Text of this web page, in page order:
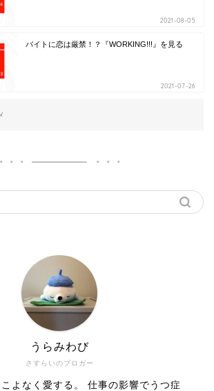
2021-08-05
バイトに恋は厳禁！？『WORKING!!!』を見る
2021-07-26
さすらいのブロガー
うらみわび
よなく愛する。 仕事の影響でうつ症